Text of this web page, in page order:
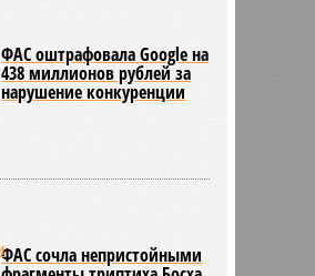
ФАС оштрафовала Google на
438 миллионов рублей за
нарушение конкуренции
ФАС сочла непристойными